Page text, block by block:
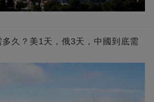
久？美1天，俄3天，中國到底需